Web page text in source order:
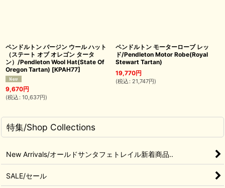
ペンドルトン バージン ウール ハット
（ステート オブ オレゴン タータ
ン）/Pendleton Wool Hat(State Of
Oregon Tartan) [KPAH77]
9,670円
(税込 : 10,637円)
ペンドルトン モーターローブ レッ
ド/Pendleton Motor Robe(Royal
Stewart Tartan)
19,770円
(税込 : 21,747円)
特集/Shop Collections
New Arrivals/オールドサンタフェトレイル新着商品..
SALE/セール